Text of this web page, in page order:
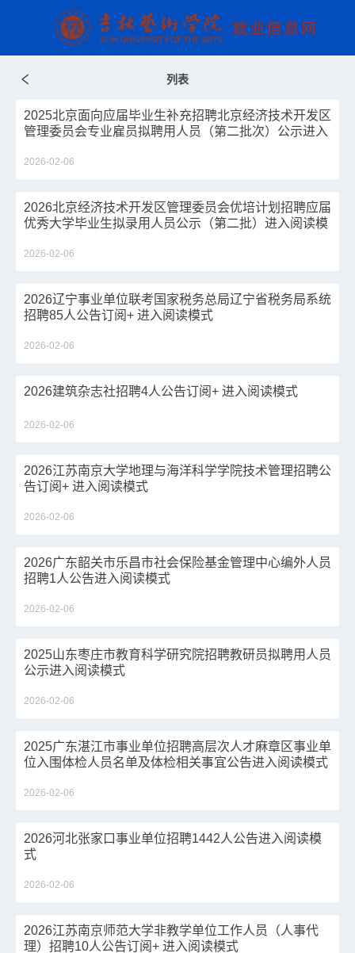
列表
2025北京面向应届毕业生补充招聘北京经济技术开发区
管理委员会专业雇员拟聘用人员（第二批次）公示进入
2026-02-06
2026北京经济技术开发区管理委员会优培计划招聘应届
优秀大学毕业生拟录用人员公示（第二批）进入阅读模
2026-02-06
2026辽宁事业单位联考国家税务总局辽宁省税务局系统
招聘85人公告订阅+ 进入阅读模式
2026-02-06
2026建筑杂志社招聘4人公告订阅+ 进入阅读模式
2026-02-06
2026江苏南京大学地理与海洋科学学院技术管理招聘公
告订阅+ 进入阅读模式
2026-02-06
2026广东韶关市乐昌市社会保险基金管理中心编外人员
招聘1人公告进入阅读模式
2026-02-06
2025山东枣庄市教育科学研究院招聘教研员拟聘用人员
公示进入阅读模式
2026-02-06
2025广东湛江市事业单位招聘高层次人才麻章区事业单
位入围体检人员名单及体检相关事宜公告进入阅读模式
2026-02-06
2026河北张家口事业单位招聘1442人公告进入阅读模
式
2026-02-06
2026江苏南京师范大学非教学单位工作人员（人事代
理）招聘10人公告订阅+ 进入阅读模式